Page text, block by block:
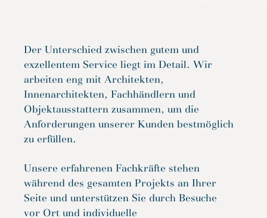
Der Unterschied zwischen gutem und
exzellentem Service liegt im Detail. Wir
arbeiten eng mit Architekten,
Innenarchitekten, Fachhändlern und
Objektausstattern zusammen, um die
Anforderungen unserer Kunden bestmöglich
zu erfüllen.
Unsere erfahrenen Fachkräfte stehen
während des gesamten Projekts an Ihrer
Seite und unterstützen Sie durch Besuche
vor Ort und individuelle